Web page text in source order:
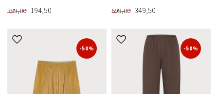
389,00 194,50 699,00 349,50
-50% -50%